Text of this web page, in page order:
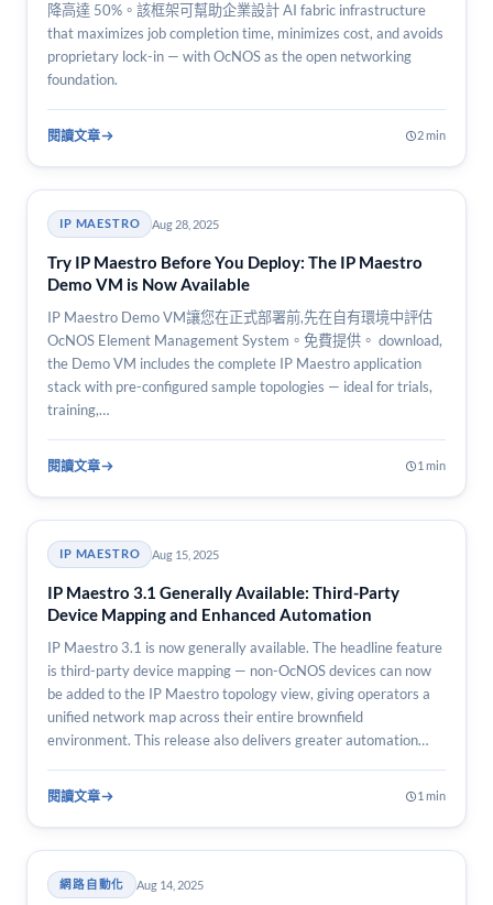
降高達 50%。該框架可幫助企業設計 AI fabric infrastructure
that maximizes job completion time, minimizes cost, and avoids
proprietary lock-in — with OcNOS as the open networking
foundation.
閱讀文章 2 min
IP MAESTRO Aug 28, 2025
Try IP Maestro Before You Deploy: The IP Maestro
Demo VM is Now Available
IP Maestro Demo VM讓您在正式部署前,先在自有環境中評估
OcNOS Element Management System。免費提供。 download,
the Demo VM includes the complete IP Maestro application
stack with pre-configured sample topologies — ideal for trials,
training,…
閱讀文章 1 min
IP MAESTRO Aug 15, 2025
IP Maestro 3.1 Generally Available: Third-Party
Device Mapping and Enhanced Automation
IP Maestro 3.1 is now generally available. The headline feature
is third-party device mapping — non-OcNOS devices can now
be added to the IP Maestro topology view, giving operators a
unified network map across their entire brownfield
environment. This release also delivers greater automation
閱讀文章 1 min
網路自動化 Aug 14, 2025